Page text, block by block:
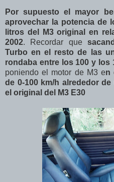
Por supuesto el mayor
aprovechar la potencia de
litros del M3 original en
2002. Recordar que
Turbo en el resto de las
rondaba entre los 100 y los
poniendo el motor de M3 en
de 0-100 km/h alrededor
el original del M3 E30